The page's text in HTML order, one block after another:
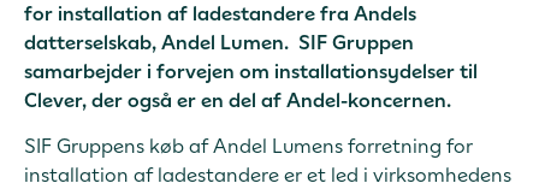
for installation af ladestandere fra Andels
datterselskab, Andel Lumen. SIF Gruppen
samarbejder i forvejen om installationsydelser til
Clever, der også er en del af Andel-koncernen.
SIF Gruppens køb af Andel Lumens forretning for
installation af ladestandere er et led i virksomhedens